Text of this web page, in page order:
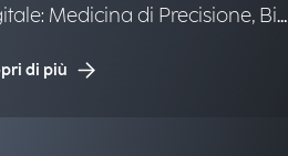
IAP
Medicina di Precisione, Big
di più